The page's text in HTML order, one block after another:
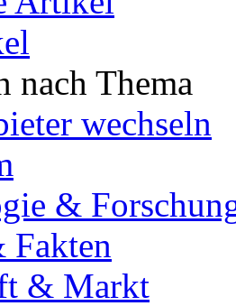
nach Thema
wechseln
&
Fakten
& Markt